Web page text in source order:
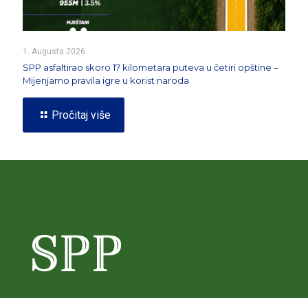
1. Augusta 2026.
SPP asfaltirao skoro 17 kilometara puteva u četiri opštine –
Mijenjamo pravila igre u korist naroda
Pročitaj više